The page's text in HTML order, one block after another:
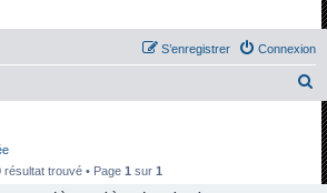
Connexion
S’enregistrer
résultat trouvé • Page 1 sur 1